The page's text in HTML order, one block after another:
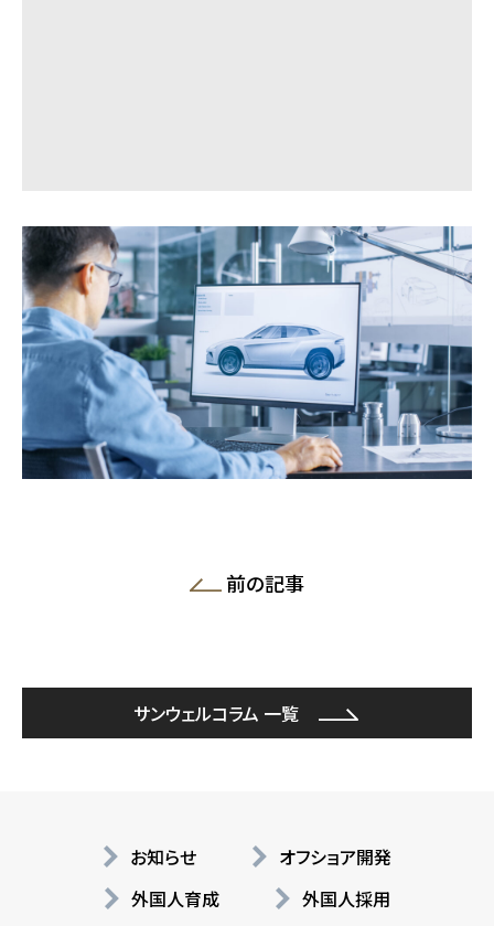
前の記事
サンウェルコラム 一覧
お知らせ
オフショア開発
外国人育成
外国人採用